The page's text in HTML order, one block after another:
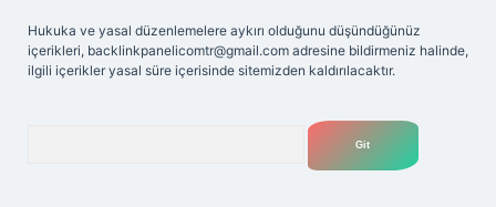
Hukuka ve yasal düzenlemelere aykırı olduğunu düşündüğünüz
içerikleri, backlinkpanelicomtr@gmail.com adresine bildirmeniz halinde,
ilgili içerikler yasal süre içerisinde sitemizden kaldırılacaktır.